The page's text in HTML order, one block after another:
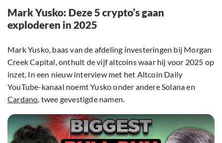
Mark Yusko: Deze 5 crypto’s gaan
exploderen in 2025
Mark Yusko, baas van de afdeling investeringen bij Morgan
Creek Capital, onthult de vijf altcoins waar hij voor 2025 op
inzet. In een nieuw interview met het Altcoin Daily
YouTube-kanaal noemt Yusko onder andere Solana en
Cardano, twee gevestigde namen.